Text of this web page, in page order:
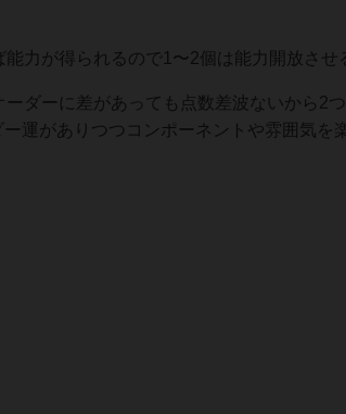
力が得られるので1〜2個は能力開放させ
ダーに差があっても点数差波ないから2
運がありつつコンポーネントや雰囲気を